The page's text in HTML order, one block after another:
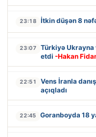
23:18 İtkin düşən 8
23:07
Türkiyə
etdi -Hakan
22:51
Vens İranla
açıqladı
22:45 Goranboyda 18